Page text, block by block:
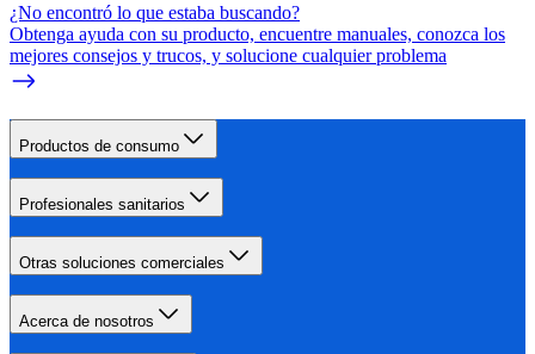
¿No encontró lo que estaba buscando?
Obtenga ayuda con su producto, encuentre manuales, conozca los
mejores consejos y trucos, y solucione cualquier problema
Productos de consumo
Profesionales sanitarios
Otras soluciones comerciales
Acerca de nosotros